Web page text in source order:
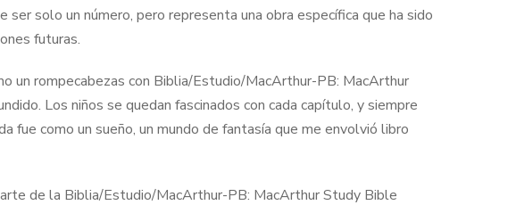
solo un número, pero representa una obra específica que ha sido
futuras.
un rompecabezas con Biblia/Estudio/MacArthur-PB: MacArthur
Los niños se quedan fascinados con cada capítulo, y siempre
fue como un sueño, un mundo de fantasía que me envolvió libro
de la Biblia/Estudio/MacArthur-PB: MacArthur Study Bible